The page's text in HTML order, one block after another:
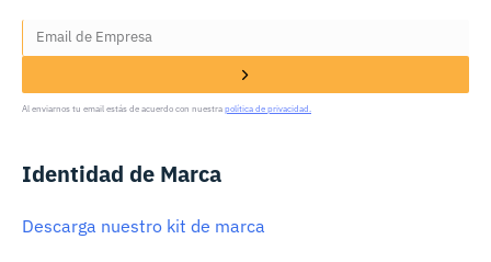
Al enviarnos tu email estás de acuerdo con nuestra política de privacidad.
Identidad de Marca
Descarga nuestro kit de marca